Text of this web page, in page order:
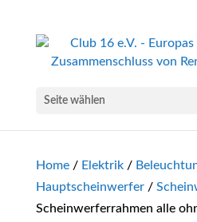
Seite wählen
Home/ Elektrik/
Hauptscheinwerfer/
Scheinwerferrahmen alle